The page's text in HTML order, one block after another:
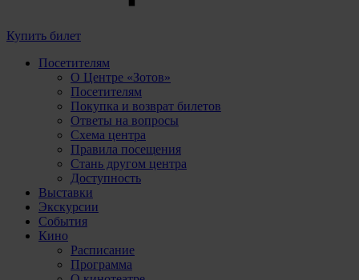
Купить билет
Посетителям
О Центре «Зотов»
Посетителям
Покупка и возврат билетов
Ответы на вопросы
Схема центра
Правила посещения
Стань другом центра
Доступность
Выставки
Экскурсии
События
Кино
Расписание
Программа